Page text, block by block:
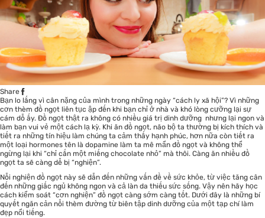
Share
Bạn lo lắng vì cân nặng của mình trong những ngày “cách ly xã hội”? Vì những
cơn thèm đồ ngọt liên tục ập đến khi bạn chỉ ở nhà và khó lòng cưỡng lại sự
cám dỗ ấy. Đồ ngọt thật ra không có nhiều giá trị dinh dưỡng nhưng lại ngon và
làm bạn vui vẻ một cách lạ kỳ. Khi ăn đồ ngọt, não bộ ta thường bị kích thích và
tiết ra những tín hiệu làm chúng ta cảm thấy hạnh phúc, hơn nữa còn tiết ra
một loại hormones tên là dopamine làm ta mê mẩn đồ ngọt và không thể
ngừng lại khi “chỉ cắn một miếng chocolate nhỏ” mà thôi. Càng ăn nhiều đồ
ngọt ta sẽ càng dễ bị “nghiện”.
Nỗi nghiện đồ ngọt này sẽ dẫn đến những vấn đề về sức khỏe, từ việc tăng cân
đến những giấc ngủ không ngon và cả làn da thiếu sức sống. Vậy nên hãy học
cách kiểm soát “cơn nghiện” đồ ngọt càng sớm càng tốt. Dưới đây là những bí
quyết ngăn cản nỗi thèm đường từ biên tập dinh dưỡng của một tạp chí làm
đẹp nổi tiếng.